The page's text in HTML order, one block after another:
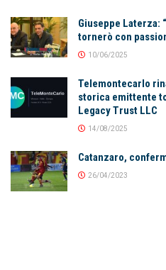
Giuseppe Laterza:
tornerò con
10/06/2025
Telemontecarlo
storica emittente
Legacy Trust LLC
14/08/2025
Catanzaro,
26/04/2023